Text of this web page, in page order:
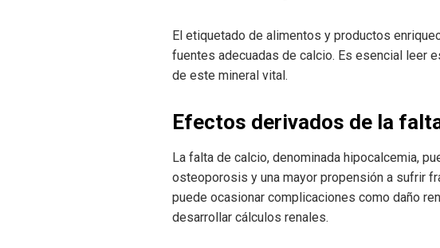
El etiquetado de alimentos y productos
fuentes adecuadas de calcio. Es esencial leer
de este mineral vital.
Efectos derivados de la
La falta de calcio, denominada hipocalcemia,
osteoporosis y una mayor propensión a sufrir
puede ocasionar complicaciones como daño
desarrollar cálculos renales.